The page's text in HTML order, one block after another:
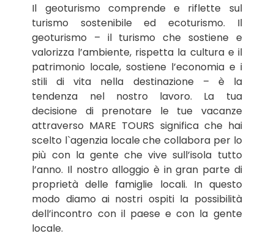
Il geoturismo comprende e riflette sul
turismo sostenibile ed ecoturismo. Il
geoturismo – il turismo che sostiene e
valorizza l’ambiente, rispetta la cultura e il
patrimonio locale, sostiene l’economia e i
stili di vita nella destinazione – è la
tendenza nel nostro lavoro. La tua
decisione di prenotare le tue vacanze
attraverso MARE TOURS significa che hai
scelto l`agenzia locale che collabora per lo
più con la gente che vive sull’isola tutto
l’anno. Il nostro alloggio è in gran parte di
proprietà delle famiglie locali. In questo
modo diamo ai nostri ospiti la possibilità
dell’incontro con il paese e con la gente
locale.